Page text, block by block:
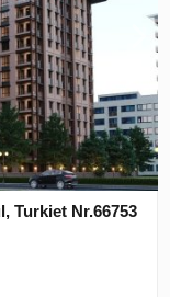
Turkiet Nr.66753